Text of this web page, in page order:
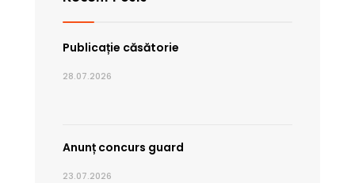
Publicație căsătorie
28.07.2026
Anunț concurs guard
23.07.2026